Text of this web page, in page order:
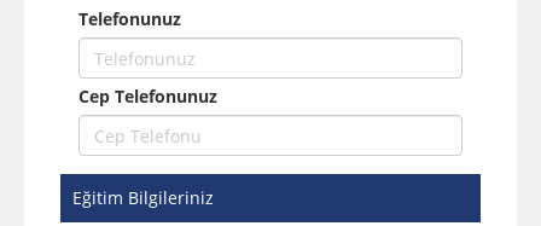
Telefonunuz
Cep Telefonunuz
Eğitim Bilgileriniz